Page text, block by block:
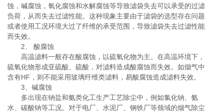
蚀，碱腐蚀，氧化腐蚀和水解腐蚀等导致滤袋失去可以承受的过滤
负荷，从而失去过滤性能。这种现象主要由于滤袋的选型存在问题
或者使用工况环境大过了纤维的承受范围，导致滤袋失去过滤性能
而失效。
2 、 酸腐蚀
高温滤料一般存在酸腐蚀，以硫氧化物为主。在高温环境下，
硫氧化物形成亚硫酸、硫酸，对滤料造成酸腐蚀而失效。如烟气中
含有HF ，则不能采用玻璃纤维类滤料，易酸腐蚀造成滤料失效。
3 、碱腐蚀
多出现在钠盐和氨类化工生产工艺除尘中，例如氯化钠、氨
水、碳酸钠等工况。对于电厂、水泥厂、钢铁厂等领域的烟气除尘